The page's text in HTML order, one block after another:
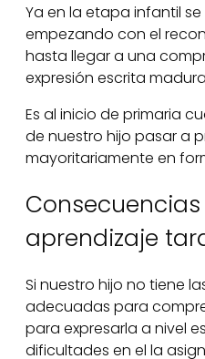
Ya en la etapa infantil
empezando con el
hasta llegar a una
expresión escrita
Es al inicio de primaria
de nuestro hijo pasar a
mayoritariamente en
aprendizaje
Si nuestro hijo no tiene
adecuadas para
para expresarla a nivel
dificultades en el la